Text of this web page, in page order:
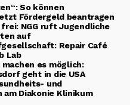
So können
Fördergeld beantragen
NGG ruft Jugendliche
auf
Repair Café
Lab
es möglich:
geht in die USA
und
Diakonie Klinikum